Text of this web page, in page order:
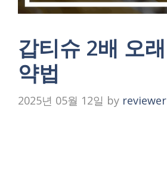
갑티슈 2배 오
약법
2025년 05월 12일 by reviewer